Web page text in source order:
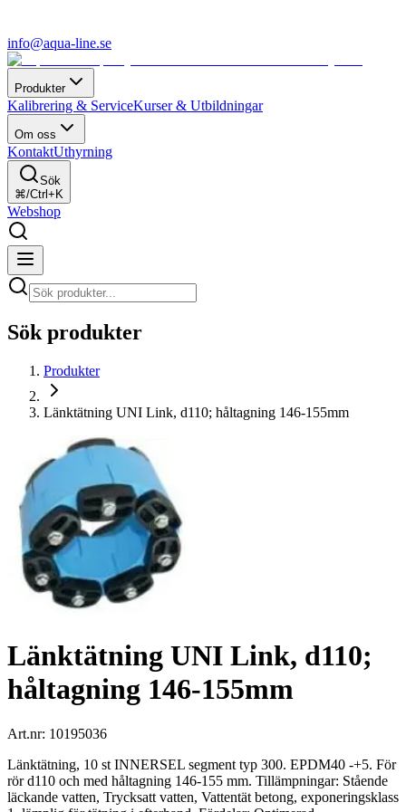
info@aqua-line.se
Produkter
Kalibrering & ServiceKurser & Utbildningar
Om oss
KontaktUthyrning
Sök
⌘/Ctrl+K
Webshop
Sök produkter
Produkter
Länktätning UNI Link, d110; håltagning 146-155mm
Länktätning UNI Link, d110;
håltagning 146-155mm
Art.nr: 10195036
Länktätning, 10 st INNERSEL segment typ 300. EPDM40 -+5. För
rör d110 och med håltagning 146-155 mm. Tillämpningar: Stående
läckande vatten, Trycksatt vatten, Vattentät betong, exponeringsklass